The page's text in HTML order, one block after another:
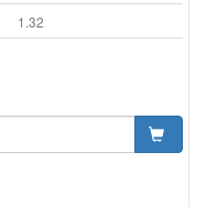
1.32